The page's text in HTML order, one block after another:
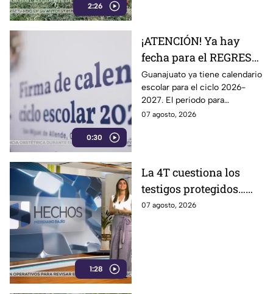
2:26
0:30
¡ATENCIÓN! Ya hay
fecha para el REGRESO
A CLASES en
Guanajuato: esto marca
el calendario 2026-
2027
Guanajuato ya tiene calendario
escolar para el ciclo 2026-
2027. El periodo para
Preescolar, primaria y
07 agosto, 2026
1:28
La 4T cuestiona los
testigos protegidos…
hasta que le sirven
07 agosto, 2026